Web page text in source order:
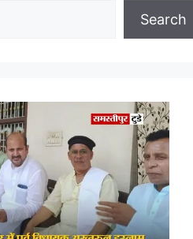
Search